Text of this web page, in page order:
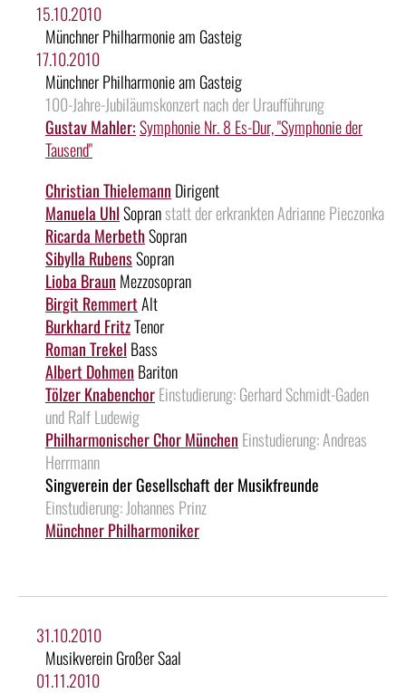
15.10.2010
Münchner Philharmonie am Gasteig
17.10.2010
Münchner Philharmonie am Gasteig
100-Jahre-Jubiläumskonzert nach der Uraufführung
Gustav Mahler:Symphonie Nr. 8 Es-Dur, "Symphonie der
Tausend"
Christian Thielemann Dirigent
Manuela UhlSopranstatt der erkrankten Adrianne Pieczonka
Ricarda MerbethSopran
Sibylla RubensSopran
Lioba Braun Mezzosopran
Birgit RemmertAlt
Burkhard FritzTenor
Roman Trekel Bass
Albert Dohmen Bariton
Tölzer KnabenchorEinstudierung: Gerhard Schmidt-Gaden
und Ralf Ludewig
Philharmonischer Chor München Einstudierung: Andreas
Herrmann
Singverein der Gesellschaft der Musikfreunde
Einstudierung: Johannes Prinz
Münchner Philharmoniker
31.10.2010
Musikverein Großer Saal
01.11.2010